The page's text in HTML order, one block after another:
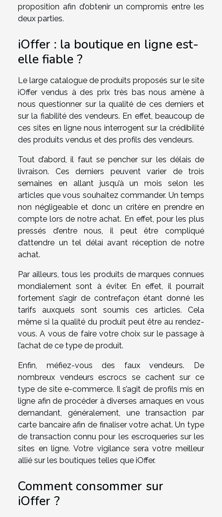
proposition afin d’obtenir un compromis entre les
deux parties.
iOffer : la boutique en ligne est-
elle fiable ?
Le large catalogue de produits proposés sur le site
iOffer vendus à des prix très bas nous amène à
nous questionner sur la qualité de ces derniers et
sur la fiabilité des vendeurs. En effet, beaucoup de
ces sites en ligne nous interrogent sur la crédibilité
des produits vendus et des profils des vendeurs.
Tout d’abord, il faut se pencher sur les délais de
livraison. Ces derniers peuvent varier de trois
semaines en allant jusqu’à un mois selon les
articles que vous souhaitez commander. Un temps
non négligeable et donc un critère en prendre en
compte lors de notre achat. En effet, pour les plus
pressés d’entre nous, il peut être compliqué
d’attendre un tel délai avant réception de notre
achat.
Par ailleurs, tous les produits de marques connues
mondialement sont à éviter. En effet, il pourrait
fortement s’agir de contrefaçon étant donné les
tarifs auxquels sont soumis ces articles. Cela
même si la qualité du produit peut être au rendez-
vous. A vous de faire votre choix sur le passage à
l’achat de ce type de produit.
Enfin, méfiez-vous des faux vendeurs. De
nombreux vendeurs escrocs se cachent sur ce
type de site e-commerce. Il s’agit de profils mis en
ligne afin de procéder à diverses arnaques en vous
demandant, généralement, une transaction par
carte bancaire afin de finaliser votre achat. Un type
de transaction connu pour les escroqueries sur les
sites en ligne. Votre vigilance sera votre meilleur
allié sur les boutiques telles que iOffer.
Comment consommer sur
iOffer ?